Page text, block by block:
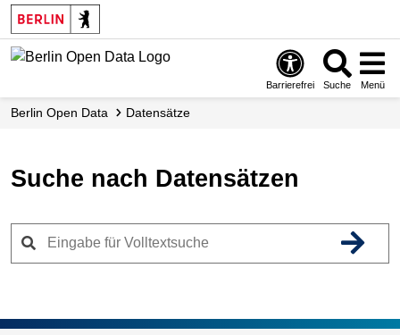
Skip
to
main
Barrierefrei Suche Menü
Berlin Open Data Datensätze
Suche nach Datensätzen